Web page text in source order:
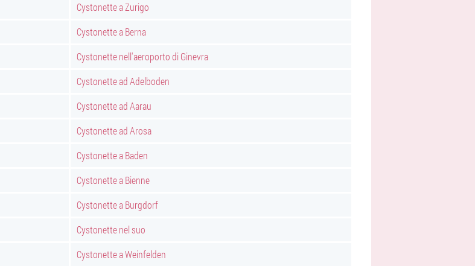
Cystonette a Zurigo
Cystonette a Berna
Cystonette nell'aeroporto di Ginevra
Cystonette ad Adelboden
Cystonette ad Aarau
Cystonette ad Arosa
Cystonette a Baden
Cystonette a Bienne
Cystonette a Burgdorf
Cystonette nel suo
Cystonette a Weinfelden